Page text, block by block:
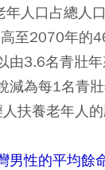
年人口占總人
至2070年的
由3.6名青壯
減為每1名青
扶養老年人的
男性的平均餘